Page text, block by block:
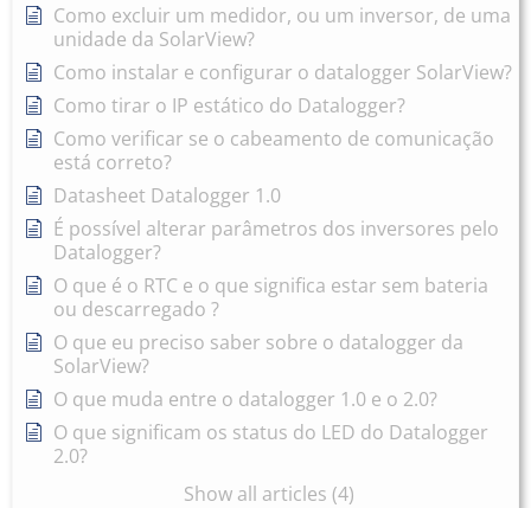
Como excluir um medidor, ou um inversor, de uma
unidade da SolarView?
Como instalar e configurar o datalogger SolarView?
Como tirar o IP estático do Datalogger?
Como verificar se o cabeamento de comunicação
está correto?
Datasheet Datalogger 1.0
É possível alterar parâmetros dos inversores pelo
Datalogger?
O que é o RTC e o que significa estar sem bateria
ou descarregado ?
O que eu preciso saber sobre o datalogger da
SolarView?
O que muda entre o datalogger 1.0 e o 2.0?
O que significam os status do LED do Datalogger
2.0?
Show all articles (4)